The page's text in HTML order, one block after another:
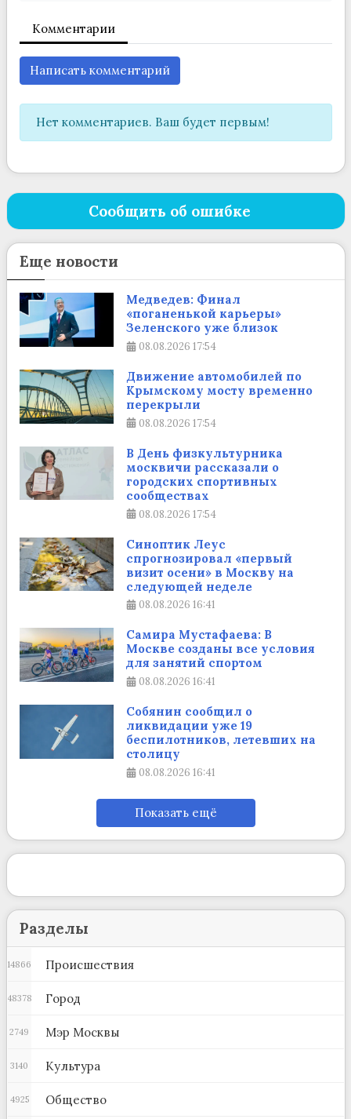
Комментарии
Написать комментарий
Нет комментариев. Ваш будет первым!
Сообщить об ошибке
Еще новости
Медведев: Финал
«поганенькой карьеры»
Зеленского уже близок
08.08.2026 17:54
Движение автомобилей по
Крымскому мосту временно
перекрыли
08.08.2026 17:54
В День физкультурника
москвичи рассказали о
городских спортивных
сообществах
08.08.2026 17:54
Синоптик Леус
спрогнозировал «первый
визит осени» в Москву на
следующей неделе
08.08.2026 16:41
Самира Мустафаева: В
Москве созданы все условия
для занятий спортом
08.08.2026 16:41
Собянин сообщил о
ликвидации уже 19
беспилотников, летевших на
столицу
08.08.2026 16:41
Показать ещё
Разделы
Происшествия
14866
Город
48378
Мэр Москвы
2749
Культура
3140
Общество
4925